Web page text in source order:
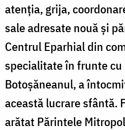
atenția, grija,
sale adresate nouă și
Centrul Eparhial din
specialitate în frunte cu
Botoșăneanul, a
această lucrare sfântă.
arătat Părintele